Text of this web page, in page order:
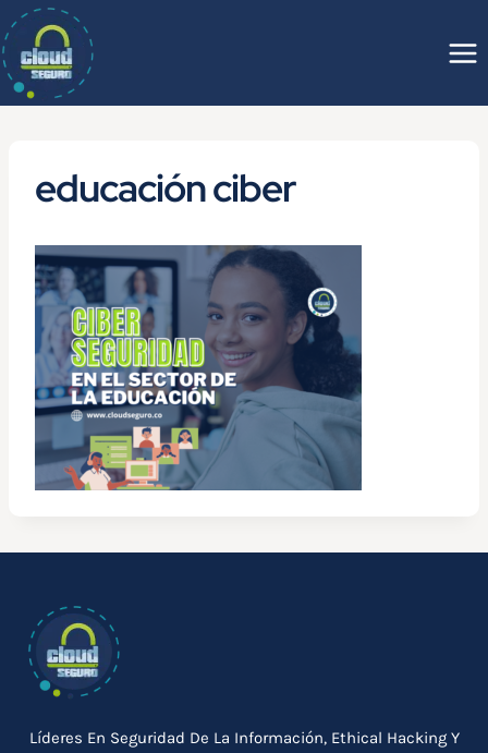
Saltar
al
contenido
educación ciber
Líderes En Seguridad De La Información, Ethical Hacking Y